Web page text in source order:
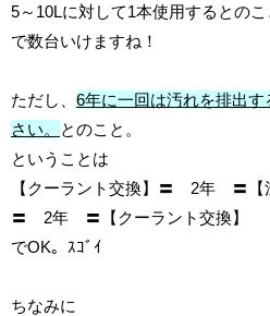
5～10Lに対して1本使用するとの
で数台いけますね！
ただし、 6年に一回は汚れを排出
さい。
とのこと。
ということは
【クーラント交換】〓 2年 〓
〓 2年 〓【クーラント交換】
でOK。ｽｺﾞｲ
ちなみに